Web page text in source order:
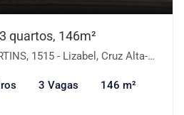
quartos, 146m²
1515 - Lizabel, Cruz Alta-RS
3 Vagas 146 m²